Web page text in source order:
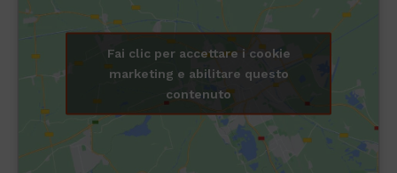
Fai clic per accettare i cookie
marketing e abilitare questo
contenuto